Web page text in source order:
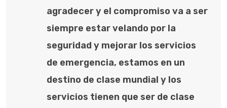
agradecer y el compromiso va a ser
siempre estar velando por la
seguridad y mejorar los servicios
de emergencia, estamos en un
destino de clase mundial y los
servicios tienen que ser de clase